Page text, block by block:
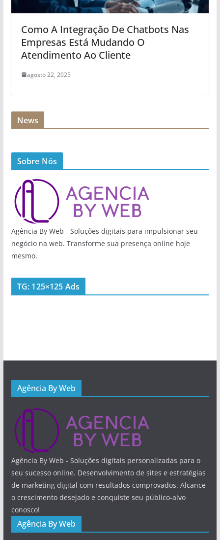
Como A Integração De Chatbots Nas
Empresas Está Mudando O
Atendimento Ao Cliente
agosto 22, 2025
News
Sobre Nós
Agência By Web - Soluções digitais para impulsionar seu
negócio na web. Transforme sua presença online hoje
mesmo.
TG: 125×125 Ads
Agência By Web
Agência By Web - Soluções digitais personalizadas para o
seu sucesso online. Desenvolvimento de sites e estratégias
de marketing digital com resultados comprovados. Alcance
o crescimento desejado e conquiste seu público-alvo
conosco!
Agência By Web